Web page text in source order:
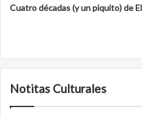
Cuatro décadas (y un piquito) de
Notitas Culturales